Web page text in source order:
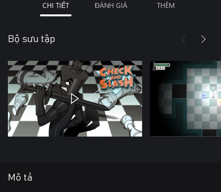
CHI TIẾT ĐÁNH GIÁ THÊM
Bộ sưu tập
Mô tả